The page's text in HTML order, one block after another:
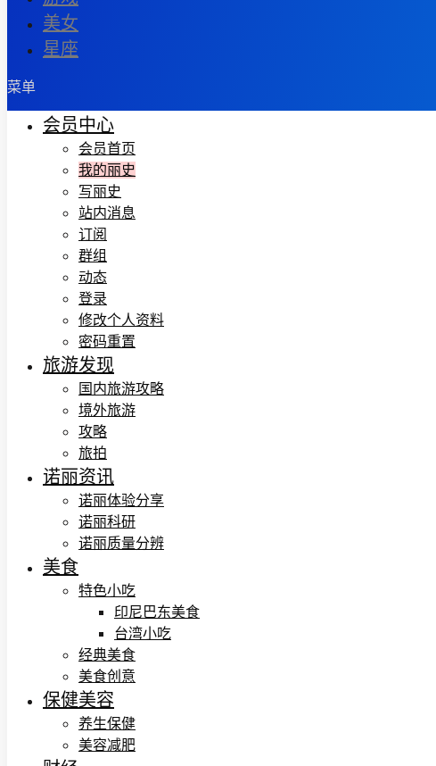
美女
星座
菜单
会员中心
会员首页
我的丽史
写丽史
站内消息
订阅
群组
动态
登录
修改个人资料
密码重置
旅游发现
国内旅游攻略
境外旅游
攻略
旅拍
诺丽资讯
诺丽体验分享
诺丽科研
诺丽质量分辨
美食
特色小吃
印尼巴东美食
台湾小吃
经典美食
美食创意
保健美容
养生保健
美容减肥